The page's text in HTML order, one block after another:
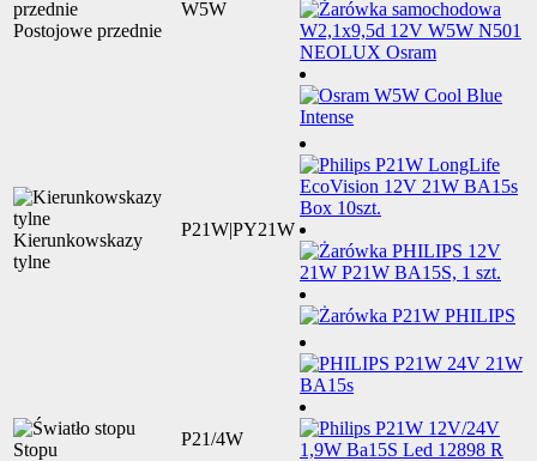
Postojowe przednie
W5W
Kierunkowskazy
tylne
P21W|PY21W
Stopu
P21/4W